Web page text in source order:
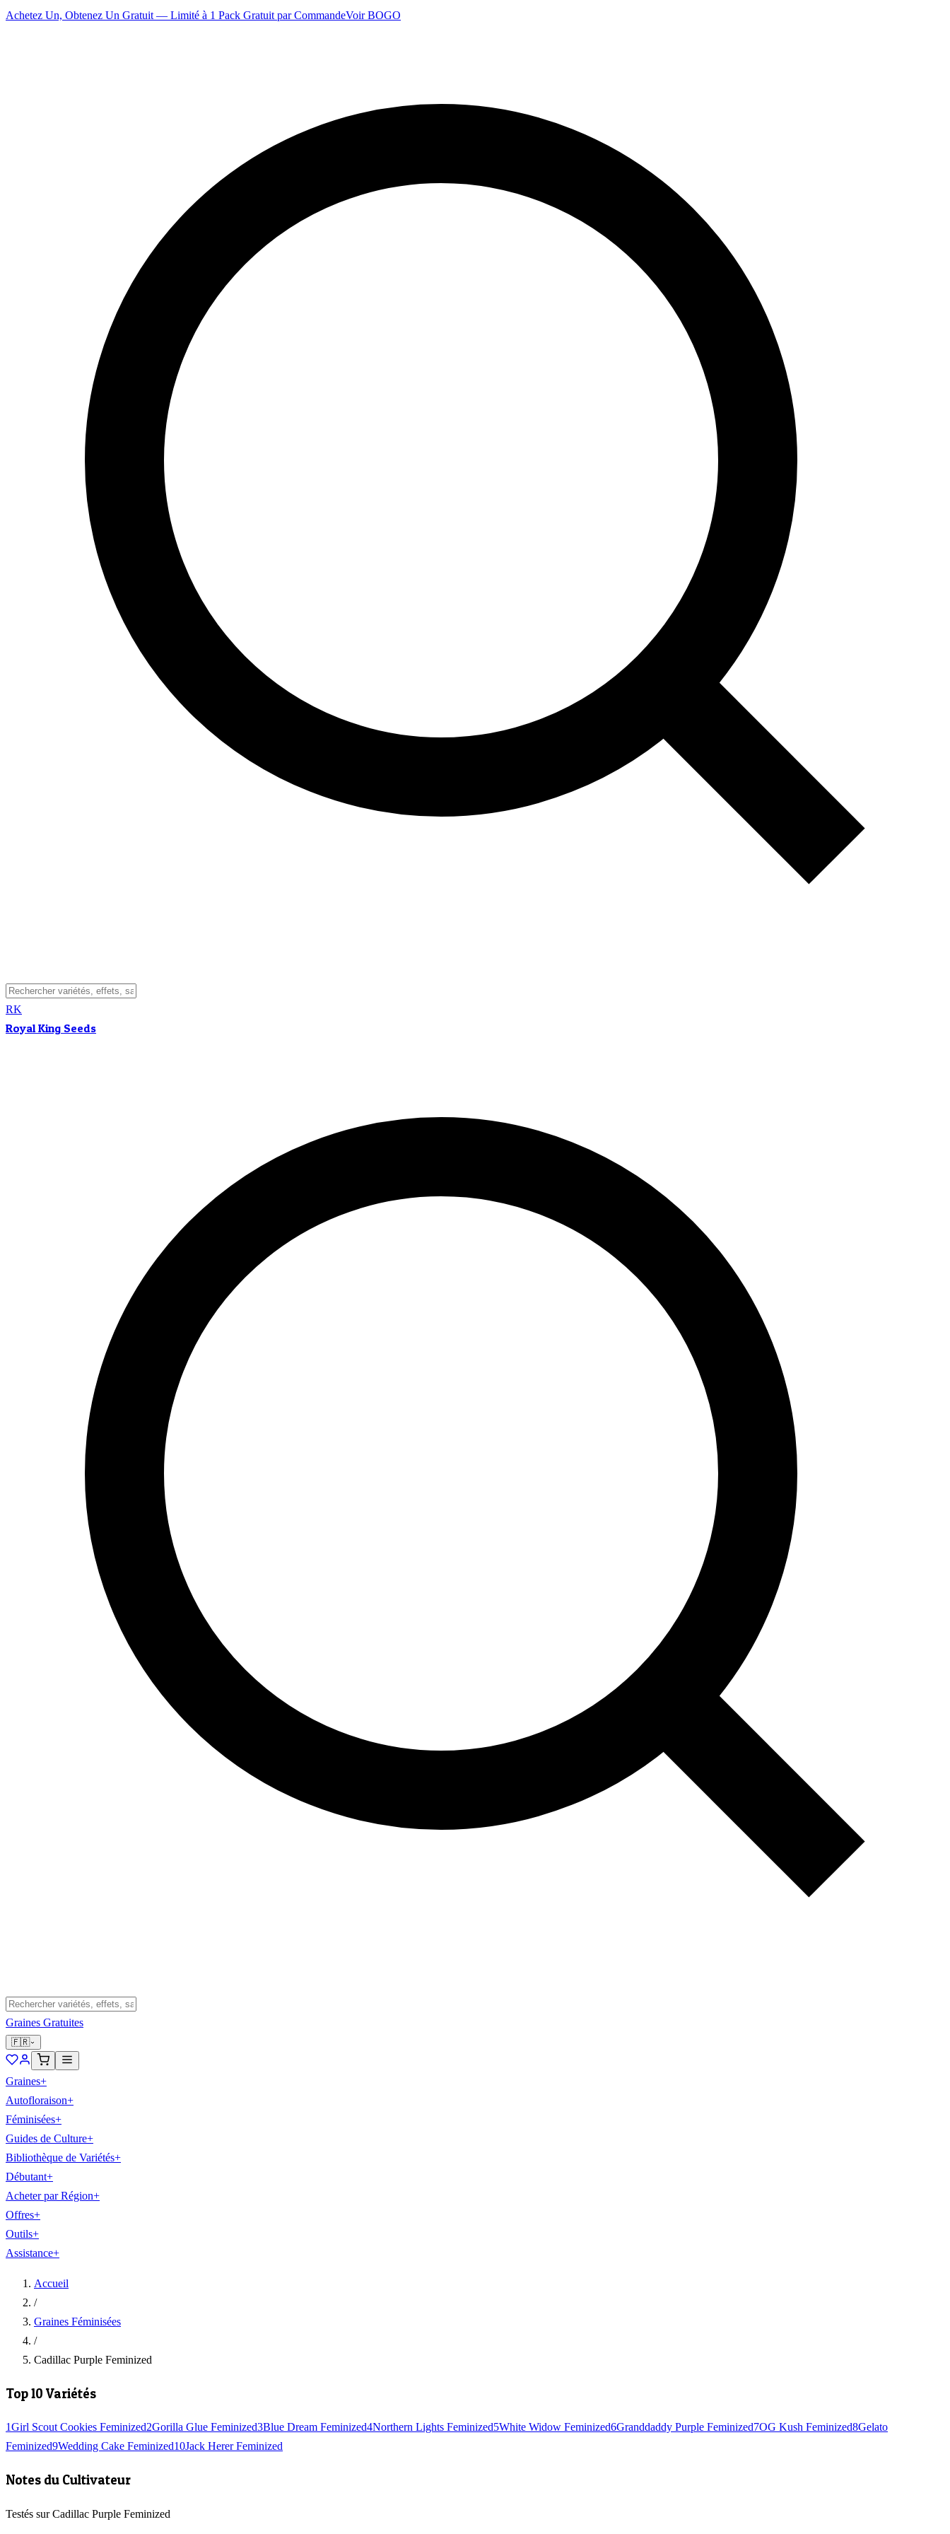
Achetez Un, Obtenez Un Gratuit — Limité à 1 Pack Gratuit par CommandeVoir BOGO
RK
Royal King Seeds
Graines Gratuites
🇫🇷
Graines+
Autofloraison+
Féminisées+
Guides de Culture+
Bibliothèque de Variétés+
Débutant+
Acheter par Région+
Offres+
Outils+
Assistance+
Accueil
/
Graines Féminisées
/
Cadillac Purple Feminized
Top 10 Variétés
1Girl Scout Cookies Feminized2Gorilla Glue Feminized3Blue Dream Feminized4Northern Lights Feminized5White Widow Feminized6Granddaddy Purple Feminized7OG Kush Feminized8Gelato
Feminized9Wedding Cake Feminized10Jack Herer Feminized
Notes du Cultivateur
Testés sur Cadillac Purple Feminized